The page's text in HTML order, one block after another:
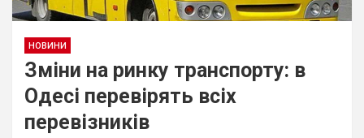
НОВИНИ
Зміни на ринку транспорту: в
Одесі перевірять всіх
перевізників